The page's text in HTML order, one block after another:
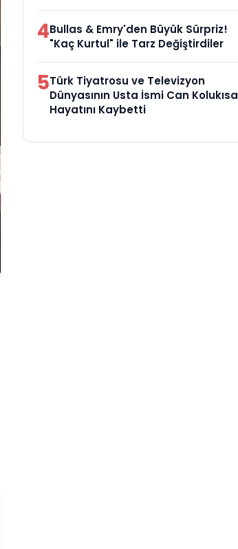
4Bullas & Emry'den Büyük Sürpriz!
"Kaç Kurtul" ile Tarz Değiştirdiler
5Türk Tiyatrosu ve Televizyon
Dünyasının Usta İsmi Can Kolukısa
Hayatını Kaybetti